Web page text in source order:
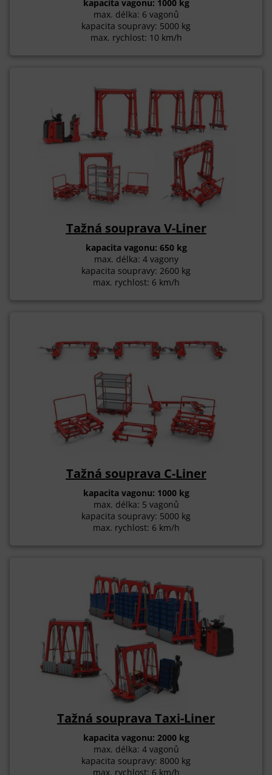
kapacita vagonu: 1000 kg
max. délka: 6 vagonů
kapacita soupravy: 5000 kg
max. rychlost: 10 km/h
Tažná souprava V-Liner
kapacita vagonu: 650 kg
max. délka: 4 vagony
kapacita soupravy: 2600 kg
max. rychlost: 6 km/h
Tažná souprava C-Liner
kapacita vagonu: 1000 kg
max. délka: 5 vagonů
kapacita soupravy: 5000 kg
max. rychlost: 6 km/h
Tažná souprava Taxi-Liner
kapacita vagonu: 2000 kg
max. délka: 4 vagonů
kapacita soupravy: 8000 kg
max. rychlost: 6 km/h